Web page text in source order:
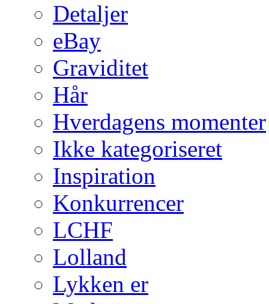
Detaljer
eBay
Graviditet
Hår
Hverdagens momenter
Ikke kategoriseret
Inspiration
Konkurrencer
LCHF
Lolland
Lykken er